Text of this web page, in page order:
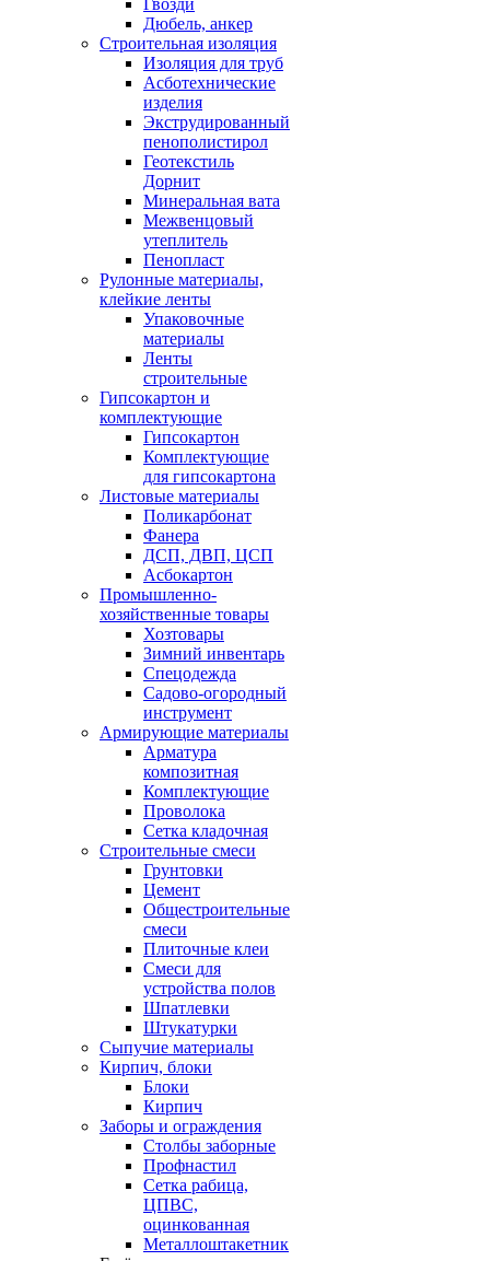
Гвозди
Дюбель, анкер
Строительная изоляция
Изоляция для труб
Асботехнические
изделия
Экструдированный
пенополистирол
Геотекстиль
Дорнит
Минеральная вата
Межвенцовый
утеплитель
Пенопласт
Рулонные материалы,
клейкие ленты
Упаковочные
материалы
Ленты
строительные
Гипсокартон и
комплектующие
Гипсокартон
Комплектующие
для гипсокартона
Листовые материалы
Поликарбонат
Фанера
ДСП, ДВП, ЦСП
Асбокартон
Промышленно-
хозяйственные товары
Хозтовары
Зимний инвентарь
Спецодежда
Садово-огородный
инструмент
Армирующие материалы
Арматура
композитная
Комплектующие
Проволока
Сетка кладочная
Строительные смеси
Грунтовки
Цемент
Общестроительные
смеси
Плиточные клеи
Смеси для
устройства полов
Шпатлевки
Штукатурки
Сыпучие материалы
Кирпич, блоки
Блоки
Кирпич
Заборы и ограждения
Столбы заборные
Профнастил
Сетка рабица,
ЦПВС,
оцинкованная
Металлоштакетник